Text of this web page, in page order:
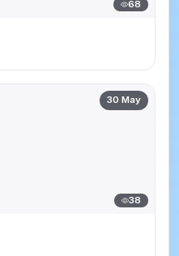
68
30 May
38